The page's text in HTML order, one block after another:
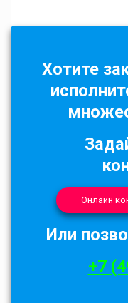
Хотите
Онлайн
Или
+7